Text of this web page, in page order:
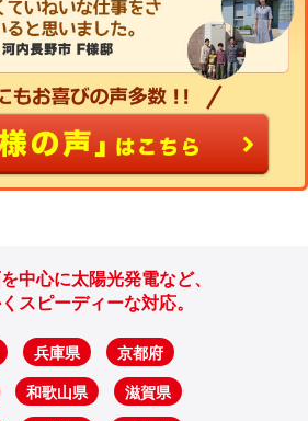
中心に太陽光発電など、
スピーディーな対応。
兵庫県 京都府
和歌山県 滋賀県